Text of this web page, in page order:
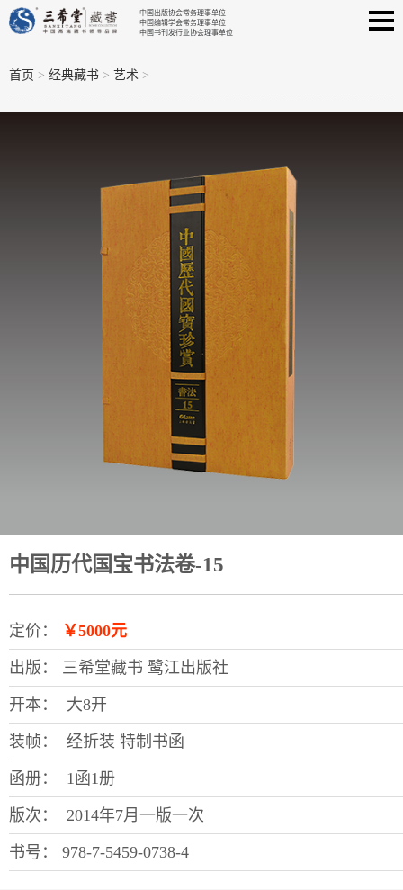
中国出版协会常务理事单位
中国编辑学会常务理事单位
中国书刊发行业协会理事单位
首页 > 经典藏书 > 艺术 >
中国历代国宝书法卷-15
定价： ￥5000元
出版： 三希堂藏书 鹭江出版社
开本： 大8开
装帧： 经折装 特制书函
函册： 1函1册
版次： 2014年7月一版一次
书号： 978-7-5459-0738-4